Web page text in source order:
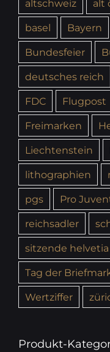
altschweiz
alt
basel
Bayern
Bundesfeier
deutsches reich
FDC
Flugpost
Freimarken
Liechtenstein
lithographien
pgs
Pro
reichsadler
sitzende helvetia
Tag der
Wertziffer
Produkt-